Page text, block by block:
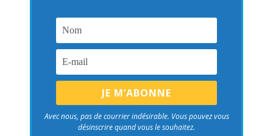
Avec nous, pas de courrier indésirable. Vous pouvez vous
désinscrire quand vous le souhaitez.